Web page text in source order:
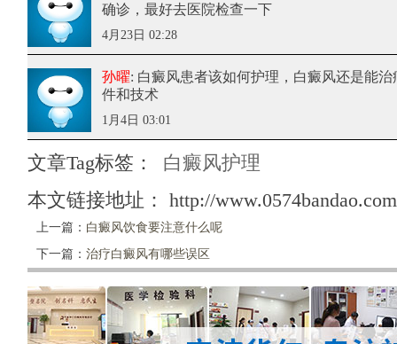
确诊，最好去医院检查一下
4月23日 02:28
孙曜: 白癜风患者该如何护理 ，白癜风还是能
件和技术
1月4日 03:01
文章Tag标签：
白癜风护理
本文链接地址： http://
上一篇： 白癜风饮食要注意什么呢
下一篇： 治疗白癜风有哪些误区